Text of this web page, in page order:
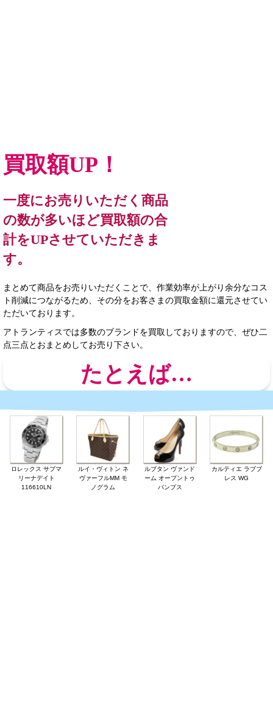
買取額UP！
一度にお売りいただく商品
の数が多いほど買取額の合
計をUPさせていただきま
す。
まとめて商品をお売りいただくことで、作業効率が上がり余分なコス
ト削減につながるため、その分をお客さまの買取金額に還元させてい
ただいております。
アトランティスでは多数のブランドを買取しておりますので、ぜひ二
点三点とおまとめしてお売り下さい。
たとえば…
ロレックス サブマ
リーナデイト
116610LN
ルイ・ヴィトン ネ
ヴァーフルMM モ
ノグラム
ルブタン ヴァンド
ーム オープントゥ
パンプス
カルティエ ラブブ
レス WG